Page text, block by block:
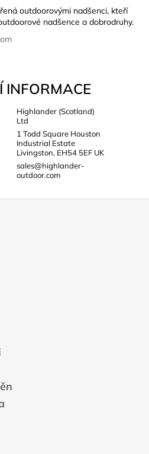
outdoorovými nadšenci, kteří
nadšence a dobrodruhy.
INFORMACE
Highlander (Scotland)
Ltd
1 Todd Square Houston
Industrial Estate
Livingston, EH54 5EF UK
sales@highlander-
outdoor.com